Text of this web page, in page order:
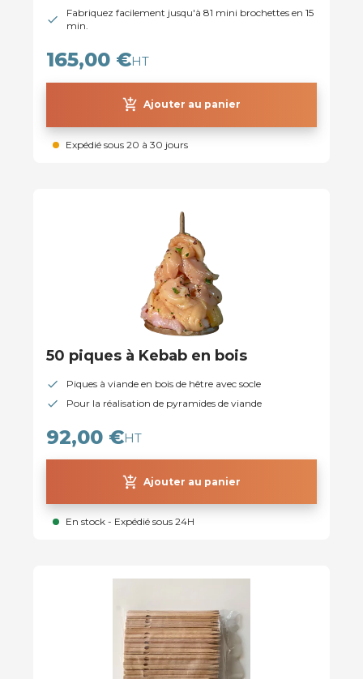
Fabriquez facilement jusqu'à 81 mini brochettes en 15
min.
165,00 €HT
add_shopping_cart Ajouter au panier
Expédié sous 20 à 30 jours
50 piques à Kebab en bois
Piques à viande en bois de hêtre avec socle
Pour la réalisation de pyramides de viande
92,00 €HT
add_shopping_cart Ajouter au panier
En stock - Expédié sous 24H